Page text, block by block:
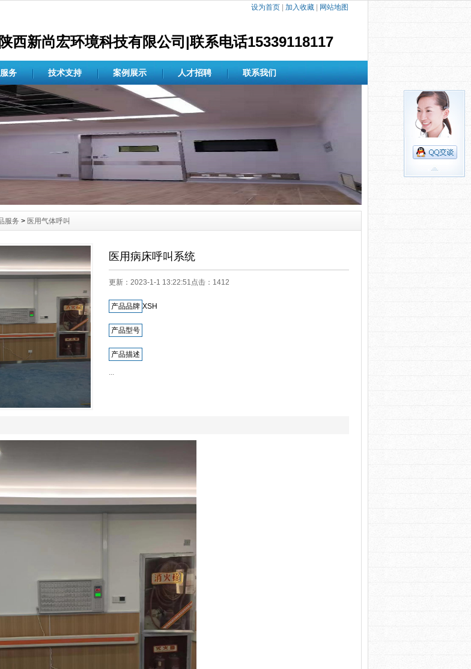
设为首页| 加入收藏| 网站地图
西新尚宏环境科技有限公司|联系电话15339118117
务 技术支持 案例展示 人才招聘 联系我们
服务 > 医用气体呼叫
医用病床呼叫系统
更新：2023-1-1 13:22:51点击： 1412
产品品牌 XSH
产品型号
产品描述
...